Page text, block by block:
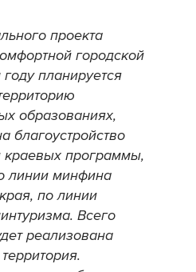
проекта
городской
планируется
образованиях,
благоустройство
краевых программы,
линии минфина
по линии
Всего
реализована